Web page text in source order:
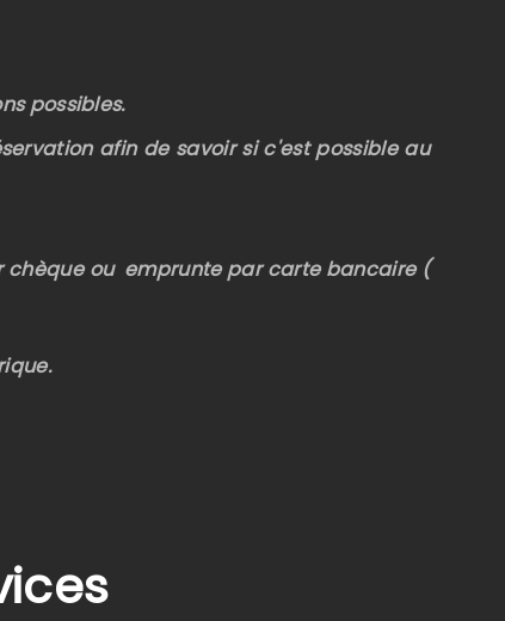
possibles.
afin de savoir si c'est possible au
ou emprunte par carte bancaire (